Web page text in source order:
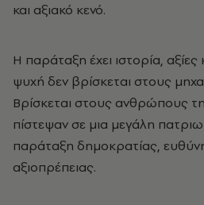
και αξιακό κενό.
Η παράταξη έχει ιστορία,
ψυχή δεν βρίσκεται στους
Βρίσκεται στους ανθρώπους
πίστεψαν σε μια μεγάλη
παράταξη δημοκρατίας,
αξιοπρέπειας.